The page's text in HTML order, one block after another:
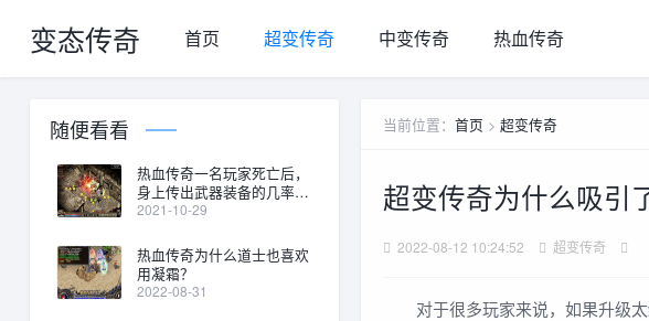
变态传奇 首页 超变传奇 中变传奇 热血传奇
当前位置： 首页 > 超变传奇
超变传奇为什么吸引
2022-08-12 10:24:52 超变传奇
对于很多玩家来说，如果升级太
随便看看
热血传奇一名玩家死亡后，
身上传出武器装备的几率将
会增加
2021-10-29
热血传奇为什么道士也喜欢
用凝霜？
2022-08-31